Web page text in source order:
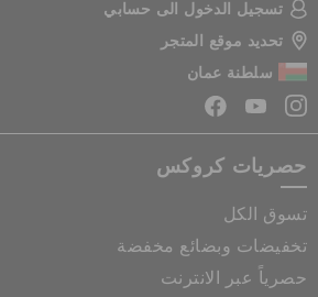
تسجيل الدخول الى حسابي
تحديد موقع المتجر
سلطنة عمان
حصريات كروكس
تسوق الكل
تخفيضات وبضائع مخفضة
حصرياً عبر الانترنت